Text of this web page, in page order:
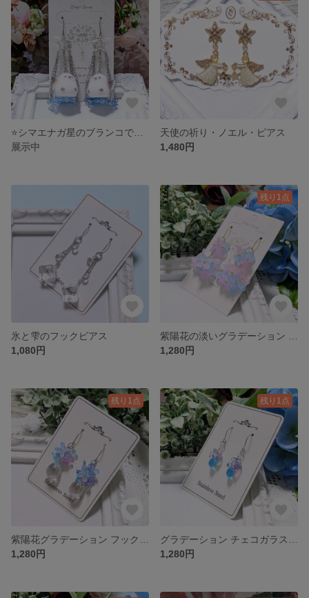
展示中
天使の祈り・ノエル・ピアス
1,480円
氷と雫のフックピアス
1,080円
残り1点
1,280円
残り1点
1,280円
残り1点
1,280円